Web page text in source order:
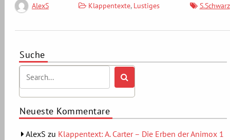
AlexS Klappentexte, Lustiges S.Schwarz
Suche
Neueste Kommentare
AlexS zu Klappentext: A. Carter – Die Erben der Animox 1